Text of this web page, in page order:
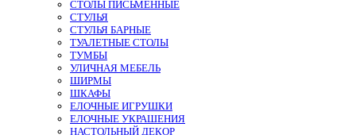
СТОЛЫ ПИСЬМЕННЫЕ
СТУЛЬЯ
СТУЛЬЯ БАРНЫЕ
ТУАЛЕТНЫЕ СТОЛЫ
ТУМБЫ
УЛИЧНАЯ МЕБЕЛЬ
ШИРМЫ
ШКАФЫ
ЕЛОЧНЫЕ ИГРУШКИ
ЕЛОЧНЫЕ УКРАШЕНИЯ
НАСТОЛЬНЫЙ ДЕКОР